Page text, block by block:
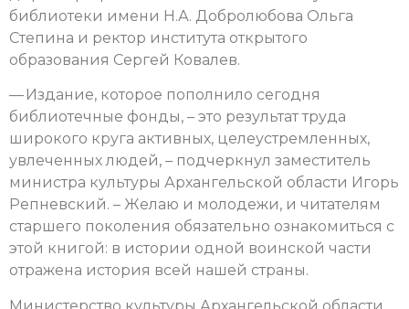
библиотеки имени Н.А. Добролюбова Ольга
Степина и ректор института открытого
образования Сергей Ковалев.
— Издание, которое пополнило сегодня
библиотечные фонды, – это результат труда
широкого круга активных, целеустремленных,
увлеченных людей, – подчеркнул заместитель
министра культуры Архангельской области Игорь
Репневский. – Желаю и молодежи, и читателям
старшего поколения обязательно ознакомиться с
этой книгой: в истории одной воинской части
отражена история всей нашей страны.
Министерство культуры Архангельской области